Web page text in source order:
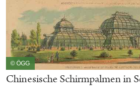
© ÖGG
Chinesische Schirmpalmen in